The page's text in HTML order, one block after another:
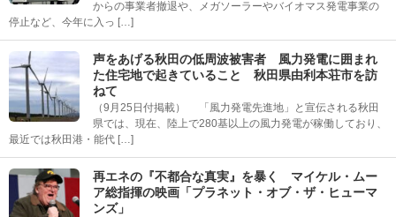
からの事業者撤退や、メガソーラーやバイオマス発電事業の
停止など、今年に入っ […]
声をあげる秋田の低周波被害者 風力発電に囲まれ
た住宅地で起きていること 秋田県由利本荘市を訪
ねて
（9月25日付掲載） 「風力発電先進地」と宣伝される秋田
県では、現在、陸上で280基以上の風力発電が稼働しており、
最近では秋田港・能代 […]
再エネの『不都合な真実』を暴く マイケル・ムー
ア総指揮の映画「プラネット・オブ・ザ・ヒューマ
ンズ」